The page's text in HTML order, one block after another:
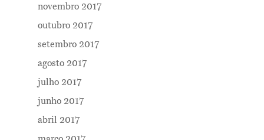
novembro 2017
outubro 2017
setembro 2017
agosto 2017
julho 2017
junho 2017
abril 2017